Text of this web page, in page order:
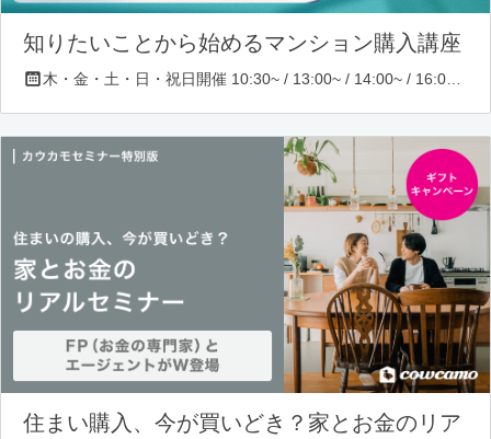
知りたいことから始めるマンション購入講座
住まい購入、今が買いどき？家とお金のリア